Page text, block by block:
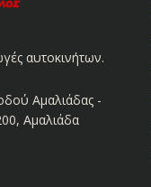
αυτοκινήτων.
Αμαλιάδας -
Αμαλιάδα